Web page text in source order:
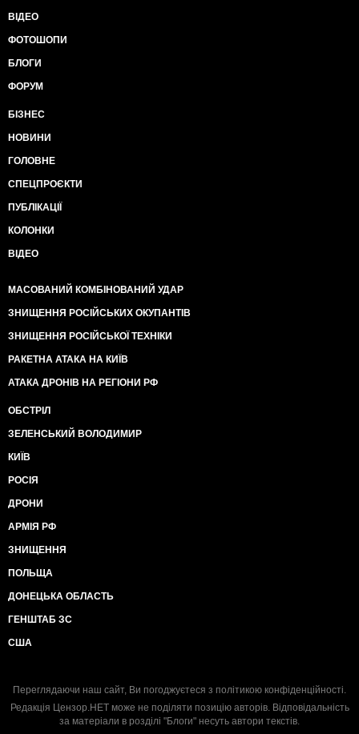
ВІДЕО
ФОТОШОПИ
БЛОГИ
ФОРУМ
БІЗНЕС
НОВИНИ
ГОЛОВНЕ
СПЕЦПРОЄКТИ
ПУБЛІКАЦІЇ
КОЛОНКИ
ВІДЕО
МАСОВАНИЙ КОМБІНОВАНИЙ УДАР
ЗНИЩЕННЯ РОСІЙСЬКИХ ОКУПАНТІВ
ЗНИЩЕННЯ РОСІЙСЬКОЇ ТЕХНІКИ
РАКЕТНА АТАКА НА КИЇВ
АТАКА ДРОНІВ НА РЕГІОНИ РФ
ОБСТРІЛ
ЗЕЛЕНСЬКИЙ ВОЛОДИМИР
КИЇВ
РОСІЯ
ДРОНИ
АРМІЯ РФ
ЗНИЩЕННЯ
ПОЛЬЩА
ДОНЕЦЬКА ОБЛАСТЬ
ГЕНШТАБ ЗС
США
Переглядаючи наш сайт, Ви погоджуєтеся з політикою конфіденційності.
Редакція Цензор.НЕТ може не поділяти позицію авторів. Відповідальність
за матеріали в розділі "Блоги" несуть автори текстів.